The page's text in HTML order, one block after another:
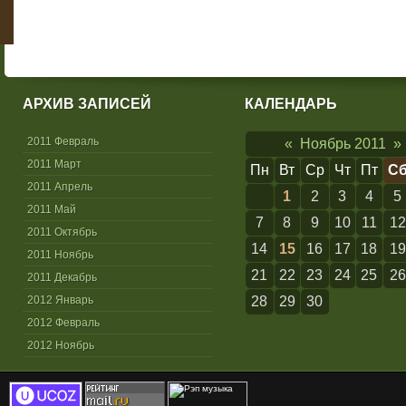
АРХИВ ЗАПИСЕЙ
2011 Февраль
2011 Март
2011 Апрель
2011 Май
2011 Октябрь
2011 Ноябрь
2011 Декабрь
2012 Январь
2012 Февраль
2012 Ноябрь
КАЛЕНДАРЬ
« Ноябрь 2011 »
Пн
Вт Ср Чт Пт
1
2 3 4
5
7
8 9 10 11
12
14
15 16 17 18
19
21
22 23 24 25
26
28
29 30